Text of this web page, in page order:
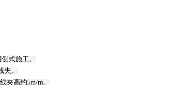
式施工。
。
夹高约5m/m。